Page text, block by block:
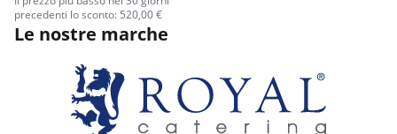
precedenti lo sconto: 520,00 €
Le nostre marche